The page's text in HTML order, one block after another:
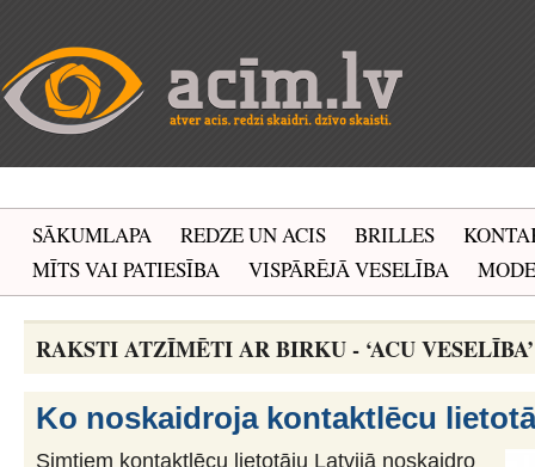
SĀKUMLAPA REDZE UN ACIS BRILLES
MĪTS VAI PATIESĪBA
VISPĀRĒJĀ VESELĪBA MODE
RAKSTI ATZĪMĒTI AR BIRKU - ‘ACU VESELĪBA’
Ko noskaidroja kontaktlēcu
Simtiem kontaktlēcu lietotāju Latvijā noskaidro